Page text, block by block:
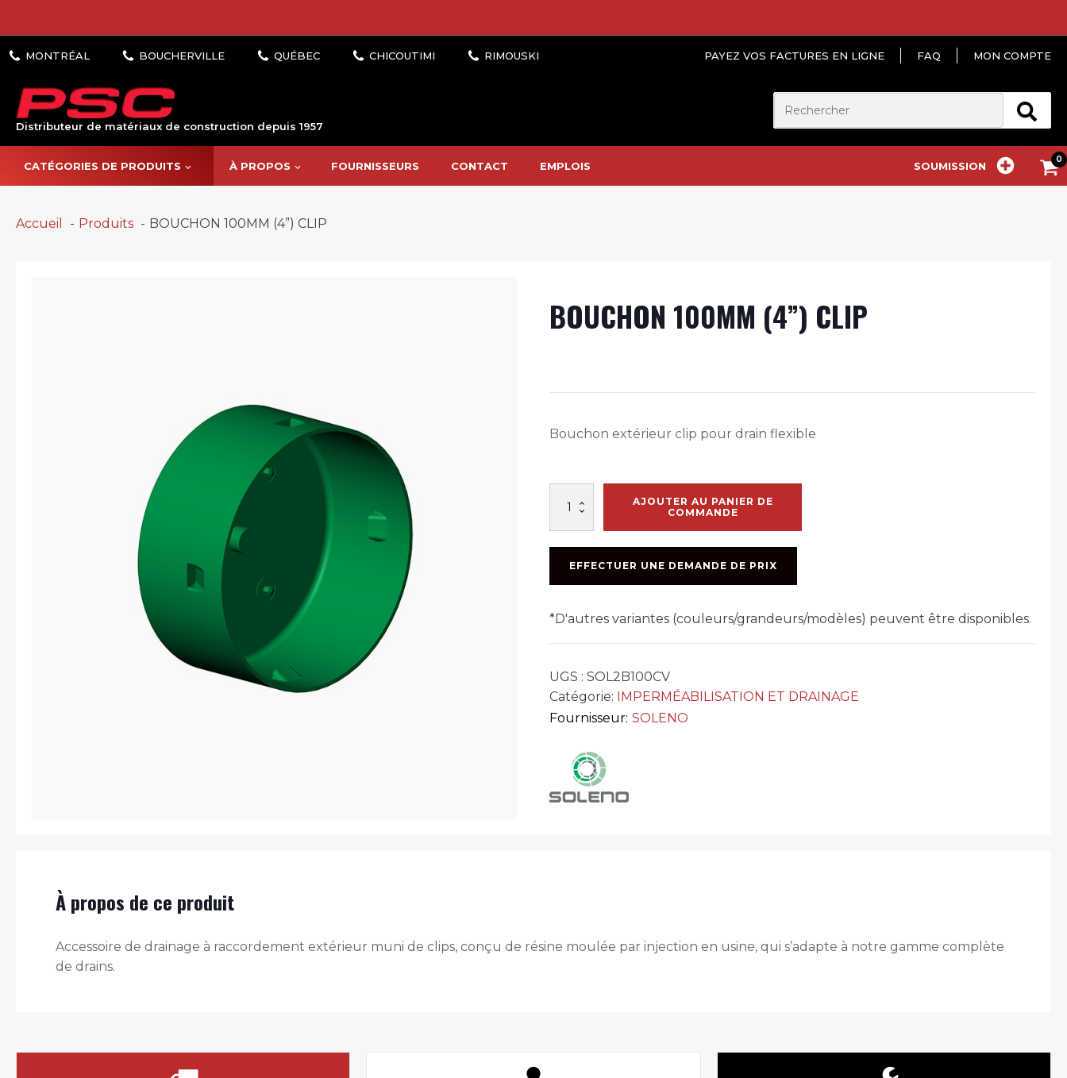
PAYEZ VOS FACTURES EN LIGNE FAQ MON COMPTE
Distributeur de matériaux de construction depuis 1957
CATÉGORIES DE PRODUITS À PROPOS FOURNISSEURS CONTACT EMPLOIS SOUMISSION
Accueil Produits BOUCHON 100MM (4”) CLIP
BOUCHON 100MM (4”) CLIP
Bouchon extérieur clip pour drain flexible
BOUCHON
CLIP
AJOUTER AU PANIER DE
COMMANDE
EFFECTUER UNE DEMANDE DE PRIX
*D'autres variantes (couleurs/grandeurs/modèles) peuvent être disponibles.
UGS : SOL2B100CV
Catégorie:
IMPERMÉABILISATION ET DRAINAGE
Fournisseur: SOLENO
À propos de ce produit
Accessoire de drainage à raccordement extérieur muni de clips, conçu de résine moulée par injection en usine, qui s’adapte à notre gamme complète
de drains.